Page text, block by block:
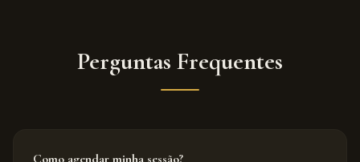
Perguntas Frequentes
Como agendar minha sessão?